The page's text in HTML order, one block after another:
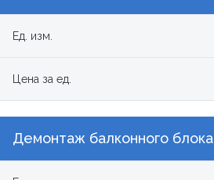
Ед. изм.
Цена за ед.
Демонтаж балконного блока